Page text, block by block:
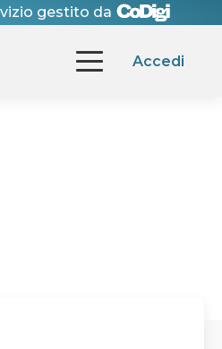
gestito da
Accedi